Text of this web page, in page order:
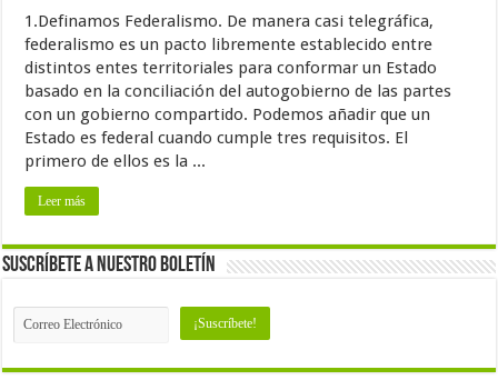
1.Definamos Federalismo. De manera casi telegráfica,
federalismo es un pacto libremente establecido entre
distintos entes territoriales para conformar un Estado
basado en la conciliación del autogobierno de las partes
con un gobierno compartido. Podemos añadir que un
Estado es federal cuando cumple tres requisitos. El
primero de ellos es la ...
Leer más
Suscríbete a nuestro Boletín